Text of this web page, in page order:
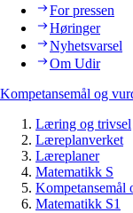
For pressen
Høringer
Nyhetsvarsel
Om Udir
Kompetansemål og
Læring og trivsel
Læreplanverket
Læreplaner
Matematikk S
Kompetansemål
Matematikk S1